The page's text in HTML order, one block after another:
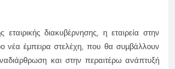
εταιρικής διακυβέρνησης, η εταιρεία στην
νέα έμπειρα στελέχη, που θα συμβάλλουν
και στην περαιτέρω ανάπτυξή